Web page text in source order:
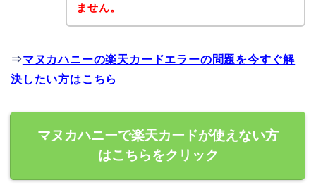
ません。
⇒マヌカハニーの楽天カードエラーの問題を今すぐ解
決したい方はこちら
マヌカハニーで楽天カードが使えない方
はこちらをクリック